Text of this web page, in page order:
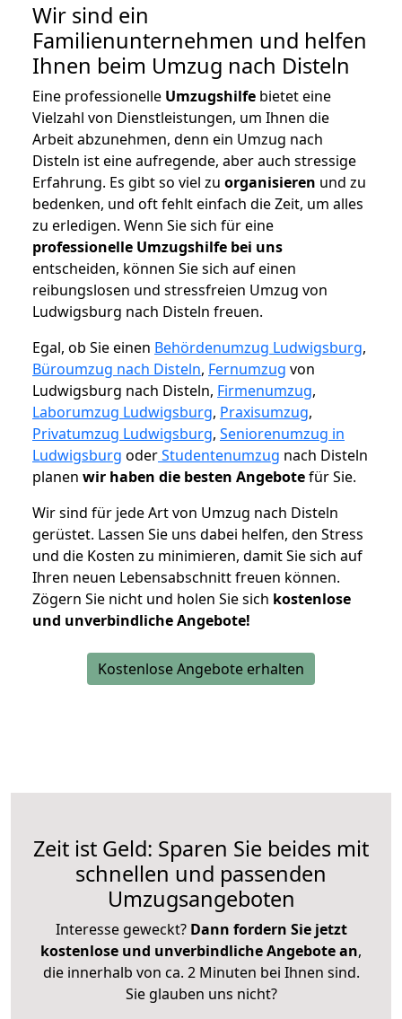
Wir sind ein
Familienunternehmen und helfen
Ihnen beim Umzug nach Disteln
Eine professionelle Umzugshilfe bietet eine
Vielzahl von Dienstleistungen, um Ihnen die
Arbeit abzunehmen, denn ein Umzug nach
Disteln ist eine aufregende, aber auch stressige
Erfahrung. Es gibt so viel zu organisieren und zu
bedenken, und oft fehlt einfach die Zeit, um alles
zu erledigen. Wenn Sie sich für eine
professionelle Umzugshilfe bei uns
entscheiden, können Sie sich auf einen
reibungslosen und stressfreien Umzug von
Ludwigsburg nach Disteln freuen.
Egal, ob Sie einen Behördenumzug Ludwigsburg,
Büroumzug nach Disteln, Fernumzug von
Ludwigsburg nach Disteln, Firmenumzug,
Laborumzug Ludwigsburg, Praxisumzug,
Privatumzug Ludwigsburg, Seniorenumzug in
Ludwigsburg oderStudentenumzug nach Disteln
planen wir haben die besten Angebotefür Sie.
Wir sind für jede Art von Umzug nach Disteln
gerüstet. Lassen Sie uns dabei helfen, den Stress
und die Kosten zu minimieren, damit Sie sich auf
Ihren neuen Lebensabschnitt freuen können.
Zögern Sie nicht und holen Sie sich kostenlose
und unverbindliche Angebote!
Kostenlose Angebote erhalten
Zeit ist Geld: Sparen Sie beides mit
schnellen und passenden
Umzugsangeboten
Interesse geweckt? Dann fordern Sie jetzt
kostenlose und unverbindliche Angebote an,
die innerhalb von ca. 2 Minuten bei Ihnen sind.
Sie glauben uns nicht?